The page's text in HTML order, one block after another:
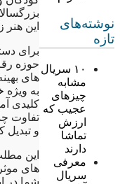
نوشته‌های
تازه
۱۰ سریال
مشابه
چیزهای
عجیب که
ارزش
تماشا
دارند
معرفی
سریال
این
برای
حوزه
های
به ویژه
کلیدی
تفاوت
و تبدیل
این
های
شما در